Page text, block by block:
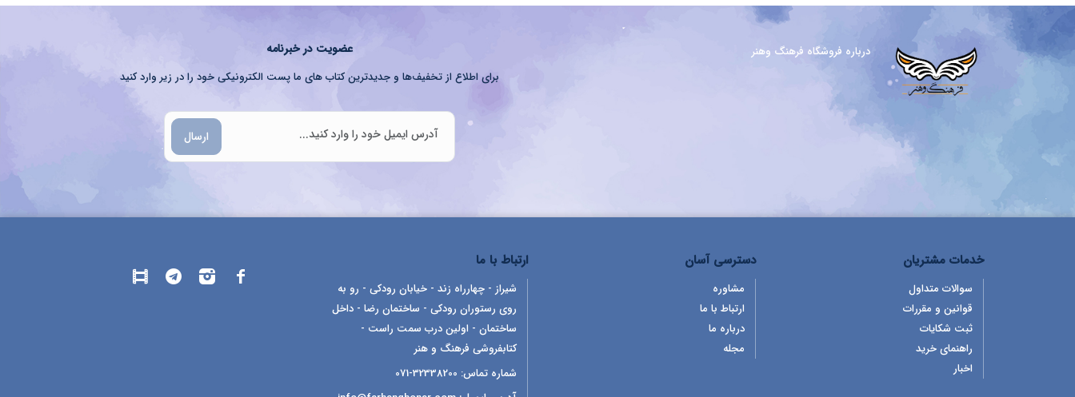
درباره فروشگاه فرهنگ وهنر عضویت در خبرنامه
برای اطلاع از تخفیف‌ها و جدیدترین کتاب های ما پست الکترونیکی خود را در زیر وارد کنید
ارسال
خدمات مشتریان
سوالات متداول
قوانین و مقررات
ثبت شکایات
راهنمای خرید
اخبار
دسترسی آسان
مشاوره
ارتباط با ما
درباره ما
مجله
ارتباط با ما
شیراز - چهارراه زند - خیابان رودکی - رو به
روی رستوران رودکی - ساختمان رضا - داخل
ساختمان - اولین درب سمت راست -
کتابفروشی فرهنگ و هنر
شماره تماس: 32338200-071